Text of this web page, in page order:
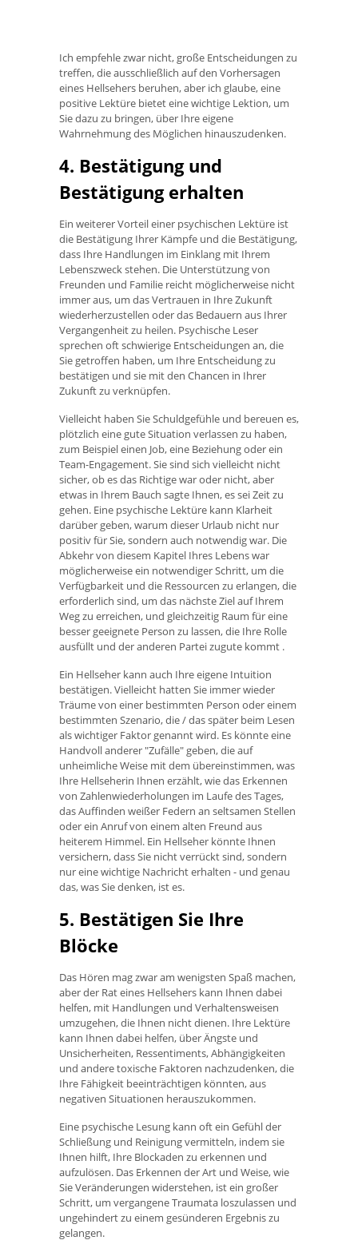
Ich empfehle zwar nicht, große Entscheidungen zu
treffen, die ausschließlich auf den Vorhersagen
eines Hellsehers beruhen, aber ich glaube, eine
positive Lektüre bietet eine wichtige Lektion, um
Sie dazu zu bringen, über Ihre eigene
Wahrnehmung des Möglichen hinauszudenken.
4. Bestätigung und
Bestätigung erhalten
Ein weiterer Vorteil einer psychischen Lektüre ist
die Bestätigung Ihrer Kämpfe und die Bestätigung,
dass Ihre Handlungen im Einklang mit Ihrem
Lebenszweck stehen. Die Unterstützung von
Freunden und Familie reicht möglicherweise nicht
immer aus, um das Vertrauen in Ihre Zukunft
wiederherzustellen oder das Bedauern aus Ihrer
Vergangenheit zu heilen. Psychische Leser
sprechen oft schwierige Entscheidungen an, die
Sie getroffen haben, um Ihre Entscheidung zu
bestätigen und sie mit den Chancen in Ihrer
Zukunft zu verknüpfen.
Vielleicht haben Sie Schuldgefühle und bereuen es,
plötzlich eine gute Situation verlassen zu haben,
zum Beispiel einen Job, eine Beziehung oder ein
Team-Engagement. Sie sind sich vielleicht nicht
sicher, ob es das Richtige war oder nicht, aber
etwas in Ihrem Bauch sagte Ihnen, es sei Zeit zu
gehen. Eine psychische Lektüre kann Klarheit
darüber geben, warum dieser Urlaub nicht nur
positiv für Sie, sondern auch notwendig war. Die
Abkehr von diesem Kapitel Ihres Lebens war
möglicherweise ein notwendiger Schritt, um die
Verfügbarkeit und die Ressourcen zu erlangen, die
erforderlich sind, um das nächste Ziel auf Ihrem
Weg zu erreichen, und gleichzeitig Raum für eine
besser geeignete Person zu lassen, die Ihre Rolle
ausfüllt und der anderen Partei zugute kommt .
Ein Hellseher kann auch Ihre eigene Intuition
bestätigen. Vielleicht hatten Sie immer wieder
Träume von einer bestimmten Person oder einem
bestimmten Szenario, die / das später beim Lesen
als wichtiger Faktor genannt wird. Es könnte eine
Handvoll anderer "Zufälle" geben, die auf
unheimliche Weise mit dem übereinstimmen, was
Ihre Hellseherin Ihnen erzählt, wie das Erkennen
von Zahlenwiederholungen im Laufe des Tages,
das Auffinden weißer Federn an seltsamen Stellen
oder ein Anruf von einem alten Freund aus
heiterem Himmel. Ein Hellseher könnte Ihnen
versichern, dass Sie nicht verrückt sind, sondern
nur eine wichtige Nachricht erhalten - und genau
das, was Sie denken, ist es.
5. Bestätigen Sie Ihre
Blöcke
Das Hören mag zwar am wenigsten Spaß machen,
aber der Rat eines Hellsehers kann Ihnen dabei
helfen, mit Handlungen und Verhaltensweisen
umzugehen, die Ihnen nicht dienen. Ihre Lektüre
kann Ihnen dabei helfen, über Ängste und
Unsicherheiten, Ressentiments, Abhängigkeiten
und andere toxische Faktoren nachzudenken, die
Ihre Fähigkeit beeinträchtigen könnten, aus
negativen Situationen herauszukommen.
Eine psychische Lesung kann oft ein Gefühl der
Schließung und Reinigung vermitteln, indem sie
Ihnen hilft, Ihre Blockaden zu erkennen und
aufzulösen. Das Erkennen der Art und Weise, wie
Sie Veränderungen widerstehen, ist ein großer
Schritt, um vergangene Traumata loszulassen und
ungehindert zu einem gesünderen Ergebnis zu
gelangen.